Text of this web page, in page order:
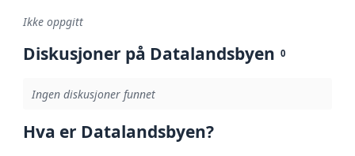
Ikke oppgitt
Diskusjoner på Datalandsbyen 0
Ingen diskusjoner funnet
Hva er Datalandsbyen?